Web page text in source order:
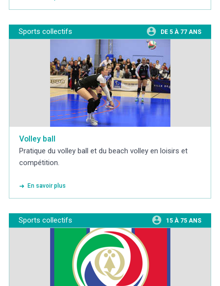
Sports collectifs DE 5 À 77 ANS
Volley ball
Pratique du volley ball et du beach volley en loisirs et
compétition.
En savoir plus
Sports collectifs 15 À 75 ANS